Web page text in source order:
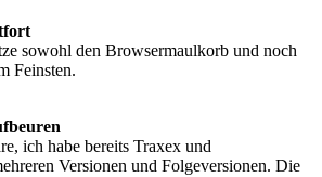
sowohl den Browsermaulkorb und noch
Feinsten.
ich habe bereits Traxex und
Versionen und Folgeversionen. Die